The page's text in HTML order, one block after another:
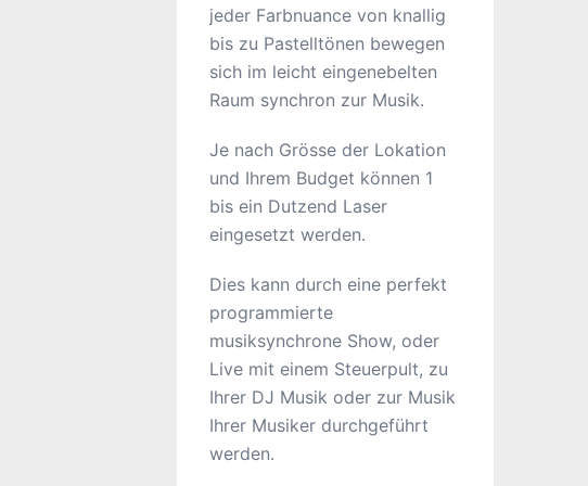
jeder Farbnuance von knallig
bis zu Pastelltönen bewegen
sich im leicht eingenebelten
Raum synchron zur Musik.
Je nach Grösse der Lokation
und Ihrem Budget können 1
bis ein Dutzend Laser
eingesetzt werden.
Dies kann durch eine perfekt
programmierte
musiksynchrone Show, oder
Live mit einem Steuerpult, zu
Ihrer DJ Musik oder zur Musik
Ihrer Musiker durchgeführt
werden.